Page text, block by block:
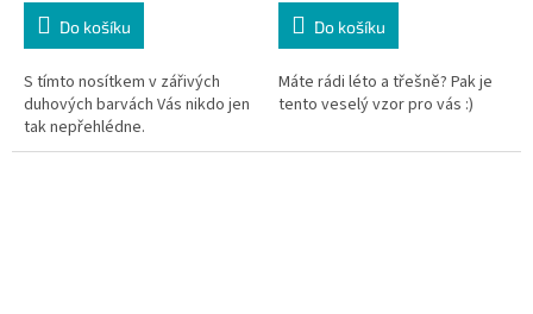
Do košíku
S tímto nosítkem v zářivých
duhových barvách Vás nikdo jen
tak nepřehlédne.
Do košíku
Máte rádi léto a třešně? Pak je
tento veselý vzor pro vás :)